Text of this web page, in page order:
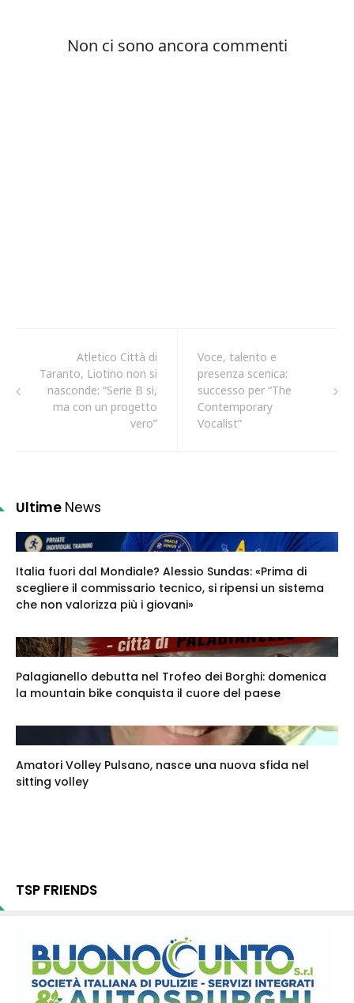
Atletico Città di
Taranto, Liotino non si
nasconde: “Serie B sì,
ma con un progetto
vero”
Voce, talento e
presenza scenica:
successo per “The
Contemporary
Vocalist”
Ultime News
Italia fuori dal Mondiale? Alessio Sundas: «Prima di
scegliere il commissario tecnico, si ripensi un sistema
che non valorizza più i giovani»
Palagianello debutta nel Trofeo dei Borghi: domenica
la mountain bike conquista il cuore del paese
Amatori Volley Pulsano, nasce una nuova sfida nel
sitting volley
TSP FRIENDS